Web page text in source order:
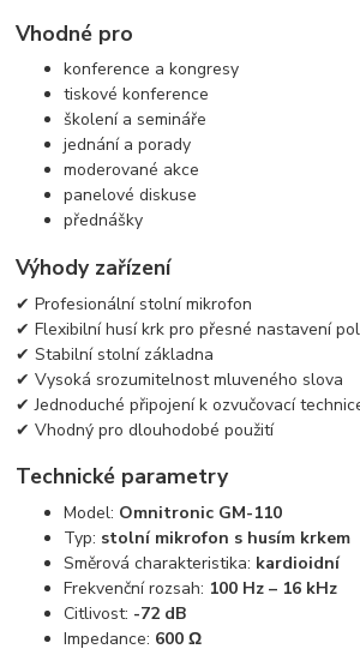
Vhodné pro
konference a kongresy
tiskové konference
školení a semináře
jednání a porady
moderované akce
panelové diskuse
přednášky
Výhody zařízení
✔ Profesionální stolní mikrofon
✔ Flexibilní husí krk pro přesné nastavení
✔ Stabilní stolní základna
✔ Vysoká srozumitelnost mluveného slova
✔ Jednoduché připojení k ozvučovací
✔ Vhodný pro dlouhodobé použití
Technické parametry
Model: Omnitronic GM-110
Typ: stolní mikrofon s husím krkem
Směrová charakteristika: kardioidní
Frekvenční rozsah: 100 Hz – 16 kHz
Citlivost: -72 dB
Impedance: 600 Ω